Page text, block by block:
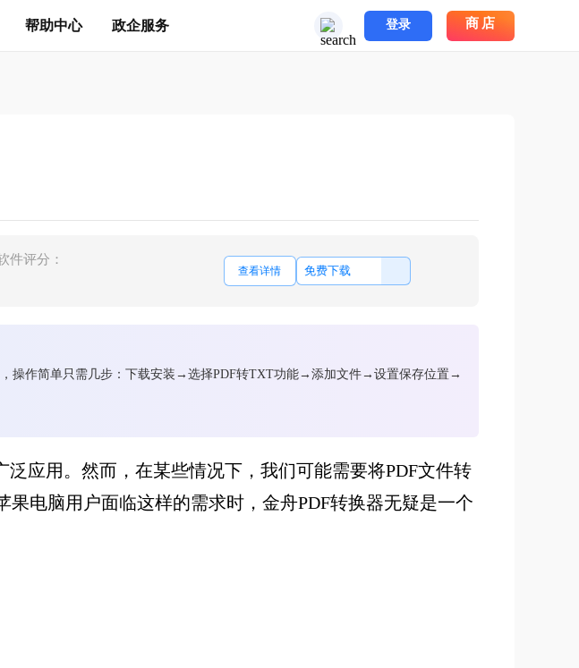
帮助中心 政企服务 登录 商店
件评分：
查看详情 免费下载
操作简单只需几步：下载安装→选择PDF转TXT功能→添加文件→设置保存位置→
应用。然而，在某些情况下，我们可能需要将PDF文件转
电脑用户面临这样的需求时，金舟PDF转换器无疑是一个